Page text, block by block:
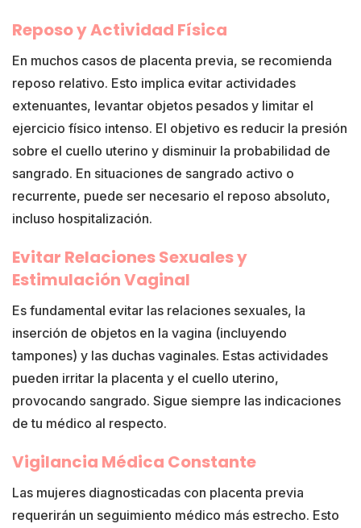
Reposo y Actividad Física
En muchos casos de placenta previa, se recomienda
reposo relativo. Esto implica evitar actividades
extenuantes, levantar objetos pesados y limitar el
ejercicio físico intenso. El objetivo es reducir la presión
sobre el cuello uterino y disminuir la probabilidad de
sangrado. En situaciones de sangrado activo o
recurrente, puede ser necesario el reposo absoluto,
incluso hospitalización.
Evitar Relaciones Sexuales y
Estimulación Vaginal
Es fundamental evitar las relaciones sexuales, la
inserción de objetos en la vagina (incluyendo
tampones) y las duchas vaginales. Estas actividades
pueden irritar la placenta y el cuello uterino,
provocando sangrado. Sigue siempre las indicaciones
de tu médico al respecto.
Vigilancia Médica Constante
Las mujeres diagnosticadas con placenta previa
requerirán un seguimiento médico más estrecho. Esto